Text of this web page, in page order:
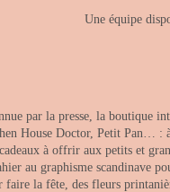
Une équipe
par la presse, la boutique
House Doctor, Petit Pan… :
à offrir aux petits et
au graphisme scandinave
la fête, des fleurs